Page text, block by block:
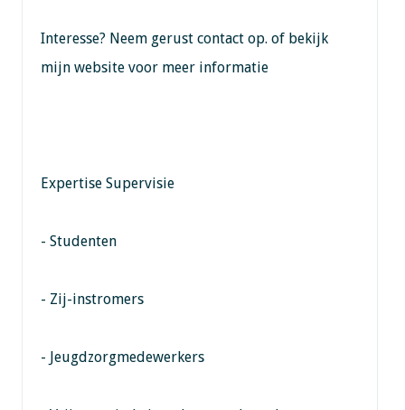
Interesse? Neem gerust contact op. of bekijk
mijn website voor meer informatie
Expertise Supervisie
- Studenten
- Zij-instromers
- Jeugdzorgmedewerkers